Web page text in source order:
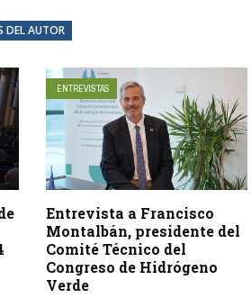
DEL AUTOR
ENTREVISTAS
Entrevista a Francisco
Montalbán, presidente del
Comité Técnico del
Congreso de Hidrógeno
Verde